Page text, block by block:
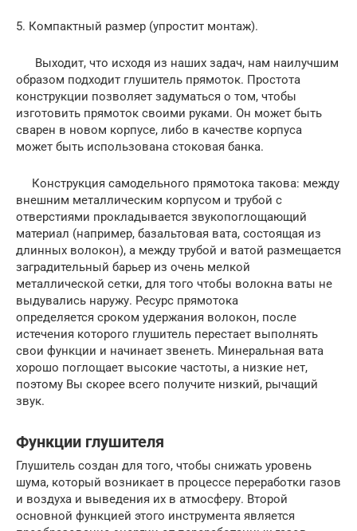
5. Компактный размер (упростит монтаж).
Выходит, что исходя из наших задач, нам наилучшим
образом подходит глушитель прямоток. Простота
конструкции позволяет задуматься о том, чтобы
изготовить прямоток своими руками. Он может быть
сварен в новом корпусе, либо в качестве корпуса
может быть использована стоковая банка.
Конструкция самодельного прямотока такова: между
внешним металлическим корпусом и трубой с
отверстиями прокладывается звукопоглощающий
материал (например, базальтовая вата, состоящая из
длинных волокон), а между трубой и ватой размещается
заградительный барьер из очень мелкой
металлической сетки, для того чтобы волокна ваты не
выдувались наружу. Ресурс прямотока
определяется сроком удержания волокон, после
истечения которого глушитель перестает выполнять
свои функции и начинает звенеть. Минеральная вата
хорошо поглощает высокие частоты, а низкие нет,
поэтому Вы скорее всего получите низкий, рычащий
звук.
Функции глушителя
Глушитель создан для того, чтобы снижать уровень
шума, который возникает в процессе переработки газов
и воздуха и выведения их в атмосферу. Второй
основной функцией этого инструмента является